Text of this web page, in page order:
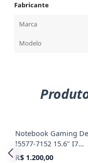
Fabricante
Marca
Modelo
Notebook Gaming
I5577-7152 15.6" I7
2.8GHZ 4GB 1TB Preto
R$ 1.200,00